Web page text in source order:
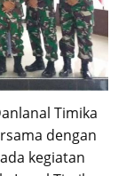
Timika
dengan
kegiatan